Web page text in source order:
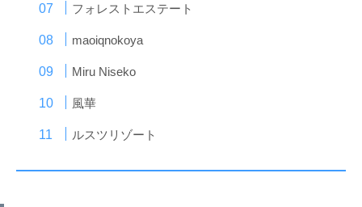
フォレストエステート
maoiqnokoya
Miru Niseko
風華
ルスツリゾート